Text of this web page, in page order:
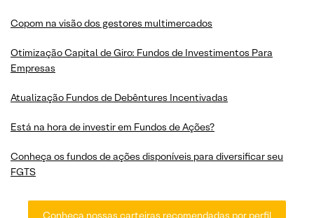
Copom na visão dos gestores multimercados
Otimização Capital de Giro: Fundos de Investimentos Para
Empresas
Atualização Fundos de Debêntures Incentivadas
Está na hora de investir em Fundos de Ações?
Conheça os fundos de ações disponíveis para diversificar seu
FGTS
Conheça nossas carteiras recomendadas por perfil